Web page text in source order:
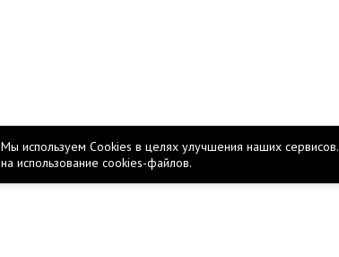
Мы используем Cookies в целях улучшения наших сервисов.
на использование cookies-файлов.